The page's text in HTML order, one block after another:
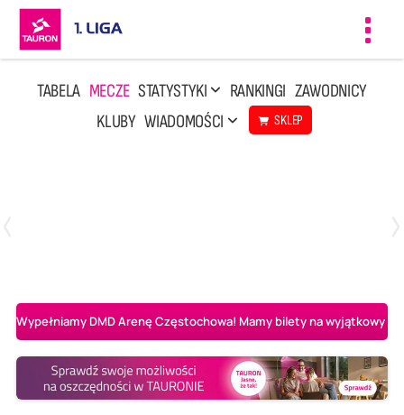
TABELA MECZE STATYSTYKI RANKINGI ZAWODNICY
KLUBY WIADOMOŚCI SKLEP
Wypełniamy DMD Arenę Częstochowa! Mamy bilety na wyjątkowy